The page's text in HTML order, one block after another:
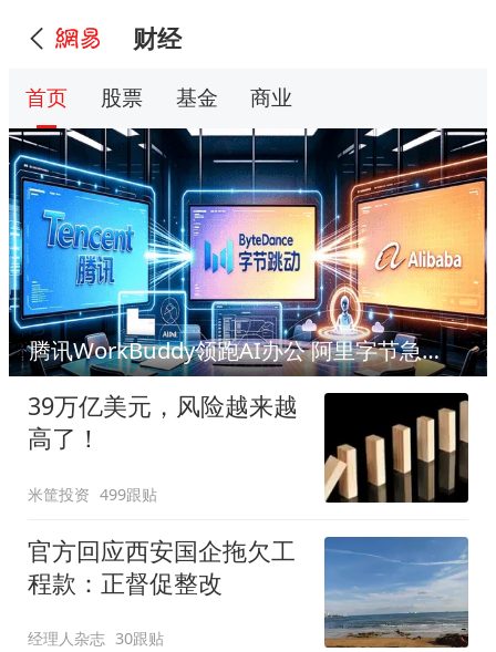
财经
首页 股票 基金 商业
腾讯WorkBuddy领跑AI办公 阿里字节急了?
39万亿美元，风险越来越
高了！
米筐投资 499跟贴
官方回应西安国企拖欠工
程款：正督促整改
经理人杂志 30跟贴